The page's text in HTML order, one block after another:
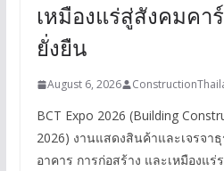
เหมืองแร่สู่สังคมคา
ยั่งยืน
August 6, 2026
BCT Expo 2026 (Building
2026) งานแสดงสินค้าและเจรจา
อาคาร การก่อสร้าง และเหมืองแ